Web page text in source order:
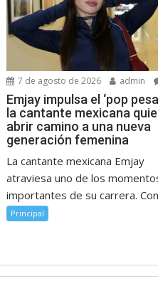
7 de agosto de 2026 admin
Emjay impulsa el ‘pop
la cantante mexicana
abrir camino a una nueva
generación femenina
La cantante mexicana Emjay
atraviesa uno de los
importantes de su carrera. Con
Principal